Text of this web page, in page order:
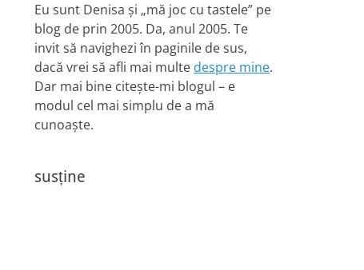
Eu sunt Denisa și „mă joc cu tastele” pe
blog de prin 2005. Da, anul 2005. Te
invit să navighezi în paginile de sus,
dacă vrei să afli mai multe despre mine.
Dar mai bine citește-mi blogul – e
modul cel mai simplu de a mă
cunoaște.
susține